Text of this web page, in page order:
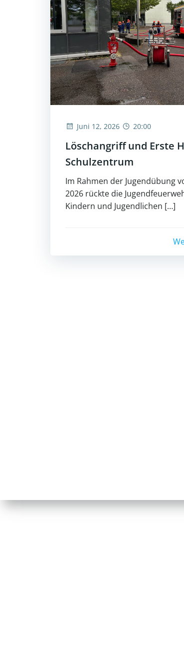
Juni 12, 2026 20:00
Löschangriff und Erste
Schulzentrum
Im Rahmen der Jugendübung
2026 rückte die
Kindern und Jugendlichen […]